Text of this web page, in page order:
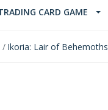
CARD GAME
Ikoria: Lair of Behemoths